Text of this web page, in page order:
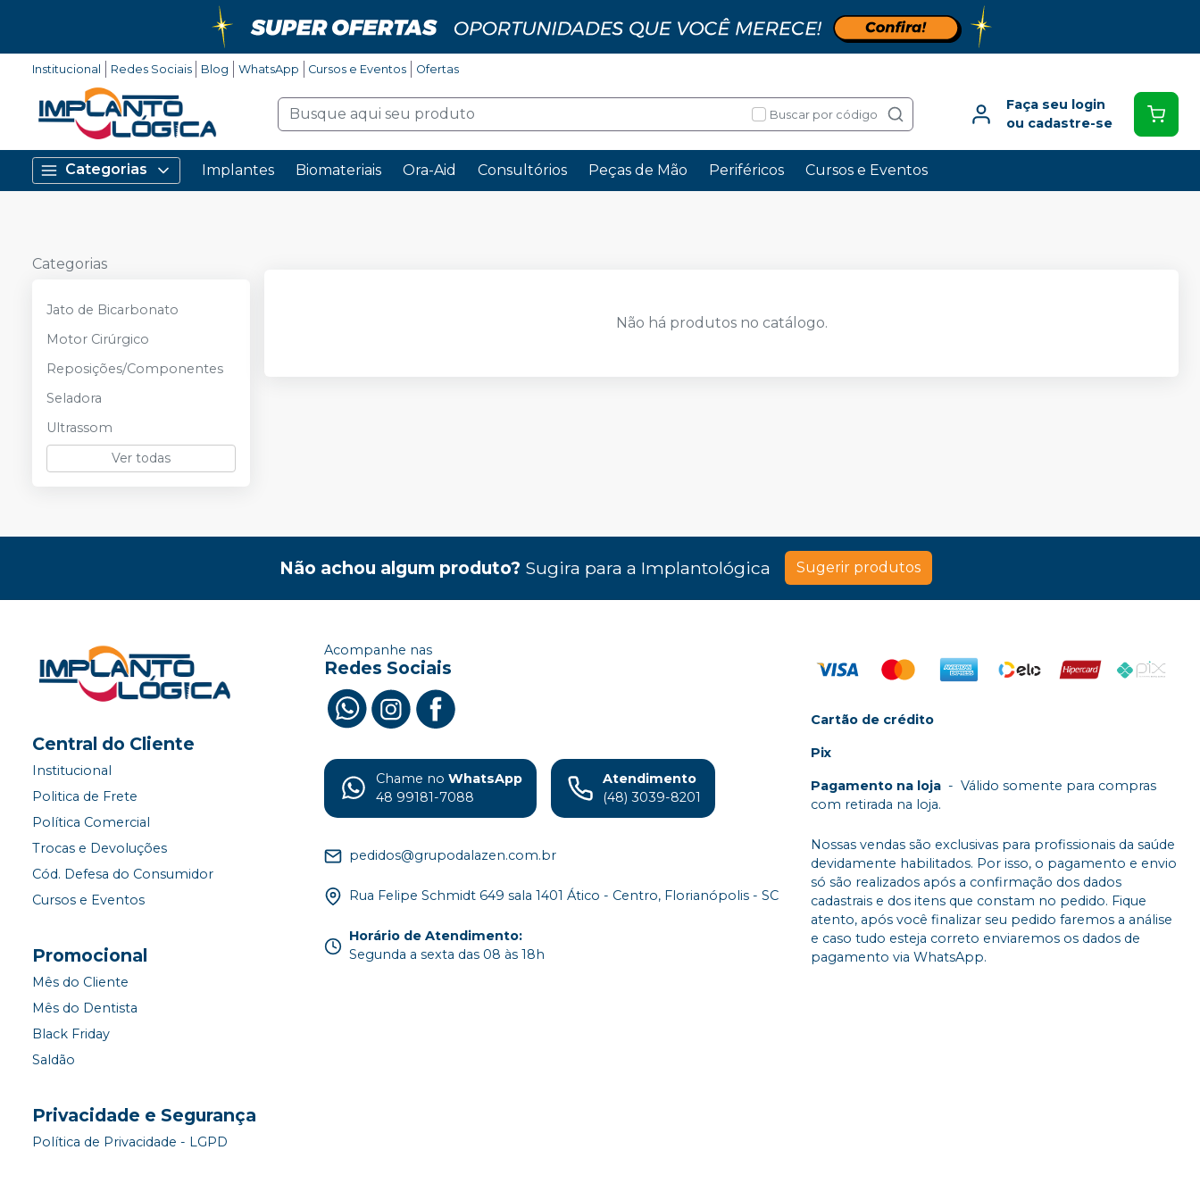
Institucional Redes Sociais Blog WhatsApp Cursos e Eventos Ofertas
Buscar por código
Faça seu login
ou cadastre-se
Categorias Implantes Biomateriais Ora-Aid Consultórios Peças de Mão Periféricos Cursos e Eventos
Categorias
Jato de Bicarbonato
Motor Cirúrgico
Reposições/Componentes
Seladora
Ultrassom
Ver todas
Não há produtos no catálogo.
Não achou algum produto? Sugira para a Implantológica Sugerir produtos
Central do Cliente
Institucional
Politica de Frete
Política Comercial
Trocas e Devoluções
Cód. Defesa do Consumidor
Cursos e Eventos
Promocional
Mês do Cliente
Mês do Dentista
Black Friday
Saldão
Privacidade e Segurança
Política de Privacidade - LGPD
Acompanhe nas
Redes Sociais
Chame no WhatsApp
48 99181-7088
Atendimento
(48) 3039-8201
pedidos@grupodalazen.com.br
Rua Felipe Schmidt 649 sala 1401 Ático - Centro, Florianópolis - SC
Horário de Atendimento:
Segunda a sexta das 08 às 18h
Cartão de crédito
Pix
Pagamento na loja - Válido somente para compras
com retirada na loja.
Nossas vendas são exclusivas para profissionais da saúde
devidamente habilitados. Por isso, o pagamento e envio
só são realizados após a confirmação dos dados
cadastrais e dos itens que constam no pedido. Fique
atento, após você finalizar seu pedido faremos a análise
e caso tudo esteja correto enviaremos os dados de
pagamento via WhatsApp.